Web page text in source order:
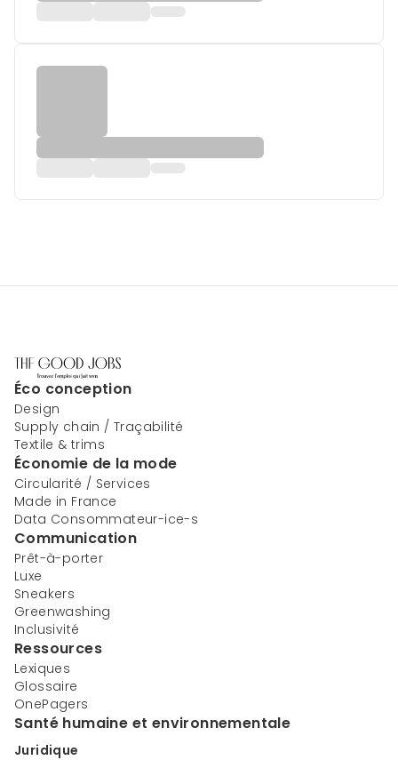
Éco conception
Design
Supply chain / Traçabilité
Textile & trims
Économie de la mode
Circularité / Services
Made in France
Data Consommateur-ice-s
Communication
Prêt-à-porter
Luxe
Sneakers
Greenwashing
Inclusivité
Ressources
Lexiques
Glossaire
OnePagers
Santé humaine et environnementale
Juridique